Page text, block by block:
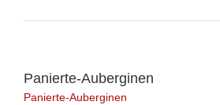
Panierte-Auberginen
Panierte-Auberginen